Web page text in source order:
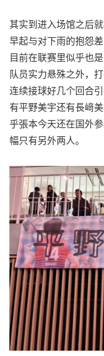
其实到进入场馆之后
早起与对下雨的抱怨
目前在联赛里似乎也
队员实力悬殊之外，
连续接球好几个回合
有平野美宇还有長﨑
乎張本今天还在国外
幅只有另外两人。